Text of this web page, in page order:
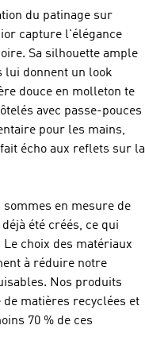
du patinage sur
capture l'élégance
Sa silhouette ample
lui donnent un look
douce en molleton te
avec passe-pouces
pour les mains,
écho aux reflets sur la
en mesure de
été créés, ce qui
choix des matériaux
à réduire notre
Nos produits
matières recyclées et
70 % de ces